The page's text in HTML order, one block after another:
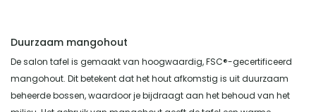
Duurzaam mangohout
De salon tafel is gemaakt van hoogwaardig, FSC®-gecertificeerd
mangohout. Dit betekent dat het hout afkomstig is uit duurzaam
beheerde bossen, waardoor je bijdraagt aan het behoud van het